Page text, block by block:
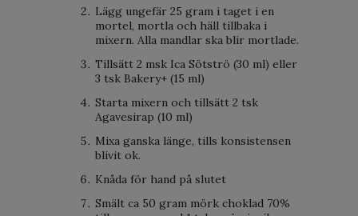
Lägg ungefär 25 gram i taget i en
mortel, mortla och häll tillbaka i
mixern. Alla mandlar ska blir mortlade.
Tillsätt 2 msk Ica Sötströ (30 ml) eller
3 tsk Bakery+ (15 ml)
Starta mixern och tillsätt 2 tsk
Agavesirap (10 ml)
Mixa ganska länge, tills konsistensen
blivit ok.
Knåda för hand på slutet
Smält ca 50 gram mörk choklad 70%